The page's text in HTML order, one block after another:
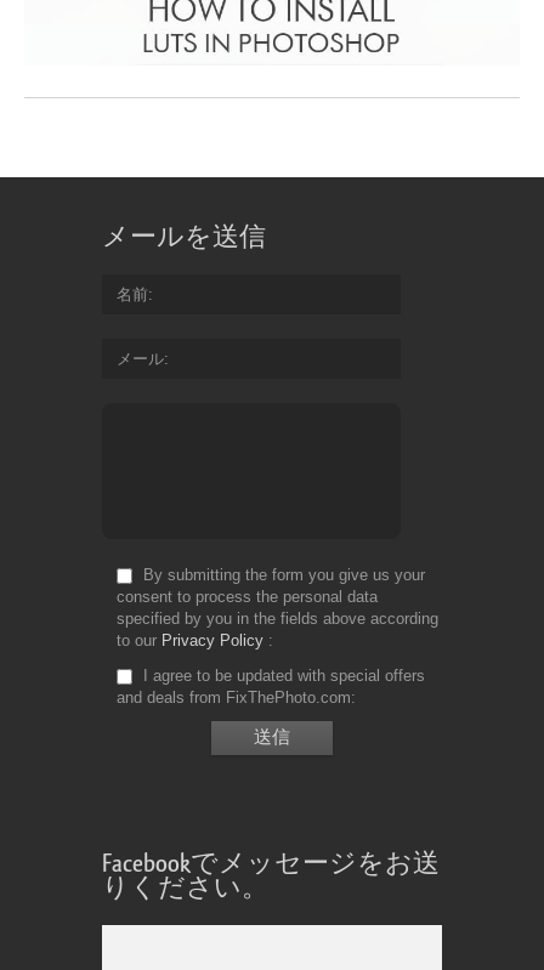
メールを送信
名前
メール
By submitting the form you give us your
consent to process the personal data
specified by you in the fields above according
to our Privacy Policy
I agree to be updated with special offers
and deals from FixThePhoto.com
Facebookでメッセージをお送
りください。